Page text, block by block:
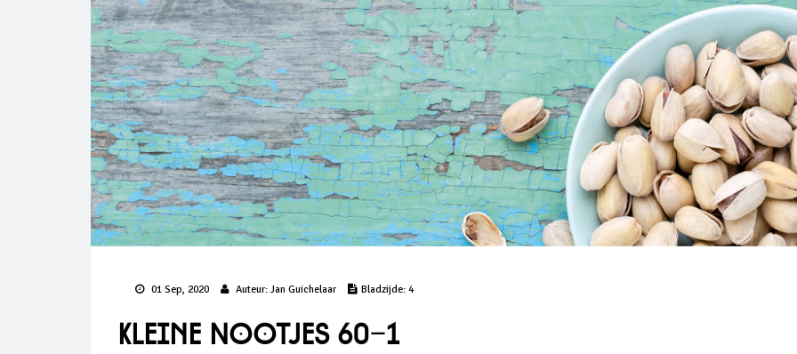
01 Sep, 2020 Auteur:Jan Guichelaar Bladzijde: 4
Kleine Nootjes 60-1